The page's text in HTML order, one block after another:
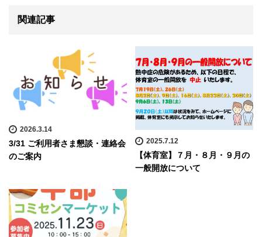
関連記事
2026.3.14
3/31 ご利用者さま懇談・連絡会
のご案内
2025.7.12
【体育室】７月・８月・９月の
一般開放について